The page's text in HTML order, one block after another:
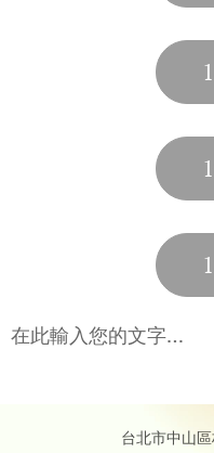
在此輸入您的文字…
台北市中山